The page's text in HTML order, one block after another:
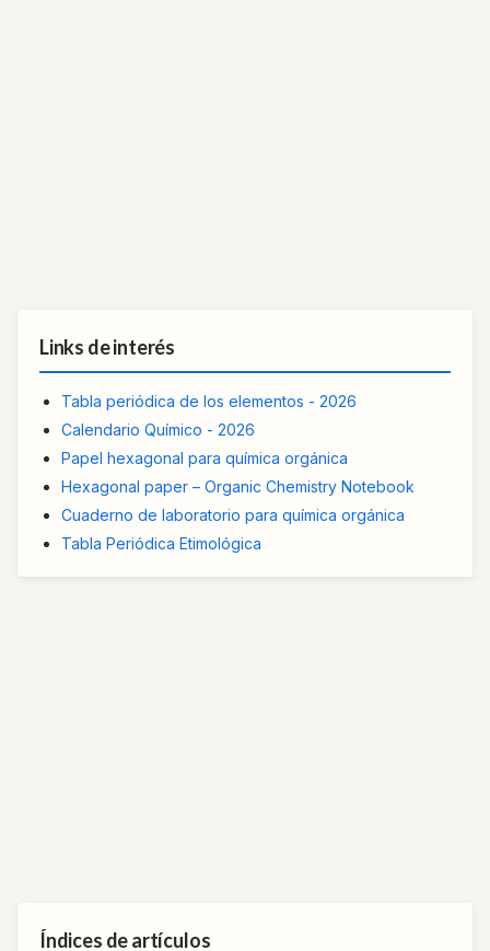
Links de interés
Tabla periódica de los elementos - 2026
Calendario Químico - 2026
Papel hexagonal para química orgánica
Hexagonal paper – Organic Chemistry Notebook
Cuaderno de laboratorio para química orgánica
Tabla Periódica Etimológica
Índices de artículos